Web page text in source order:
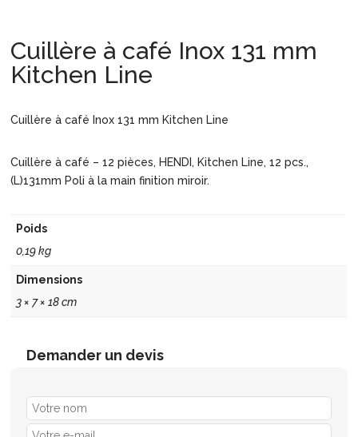
Cuillère à café Inox 131 mm
Kitchen Line
Cuillère à café Inox 131 mm Kitchen Line
Cuillère à café – 12 pièces, HENDI, Kitchen Line, 12 pcs.,
(L)131mm Poli à la main finition miroir.
Poids
0,19 kg
Dimensions
3 × 7 × 18 cm
Demander un devis